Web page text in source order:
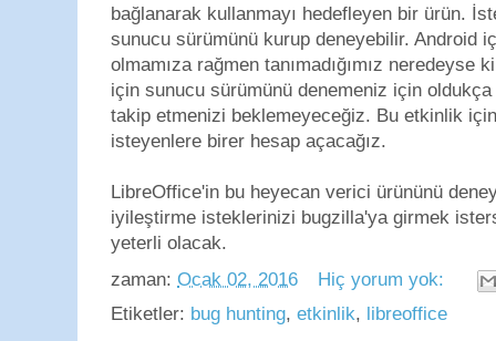
bağlanarak kullanmayı hedefleyen bir ürün.
sunucu sürümünü kurup deneyebilir. Android
olmamıza rağmen tanımadığımız neredeyse
için sunucu sürümünü denemeniz için oldukça
takip etmenizi beklemeyeceğiz. Bu etkinlik
isteyenlere birer hesap açacağız.
LibreOffice'in bu heyecan verici ürününü
iyileştirme isteklerinizi bugzilla'ya girmek
yeterli olacak.
zaman: Ocak 02, 2016
Hiç yorum yok:
Etiketler: bug hunting, etkinlik, libreoffice